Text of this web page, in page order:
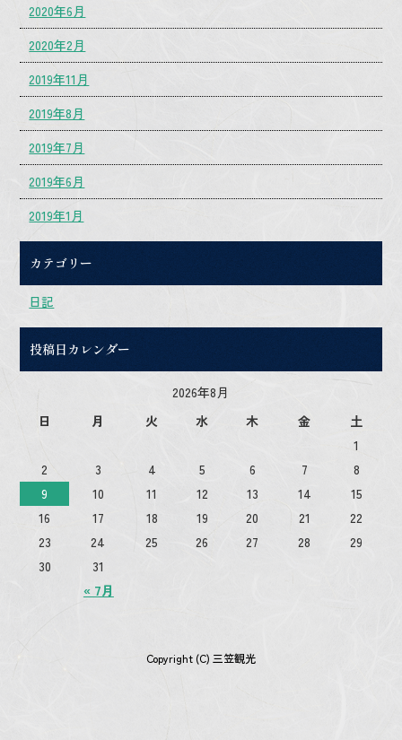
2020年6月
2020年2月
2019年11月
2019年8月
2019年7月
2019年6月
2019年1月
カテゴリー
日記
投稿日カレンダー
2026年8月
日
月 火 水 木 金 土
« 7月
1
2
3 4 5 6 7
8
9
10 11 12 13 14
15
16
17 18 19 20 21
22
23
24 25 26 27 28
29
30
31
Copyright (C) 三笠観光